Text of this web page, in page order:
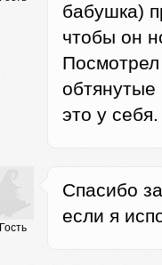
бабушка)
чтобы он
это у себя.
Гость
Спасибо
если я